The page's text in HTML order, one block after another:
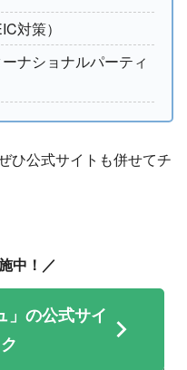
対策）
ナショナルパーティ
ひ公式サイトも併せてチ
中！／
」の公式サイ